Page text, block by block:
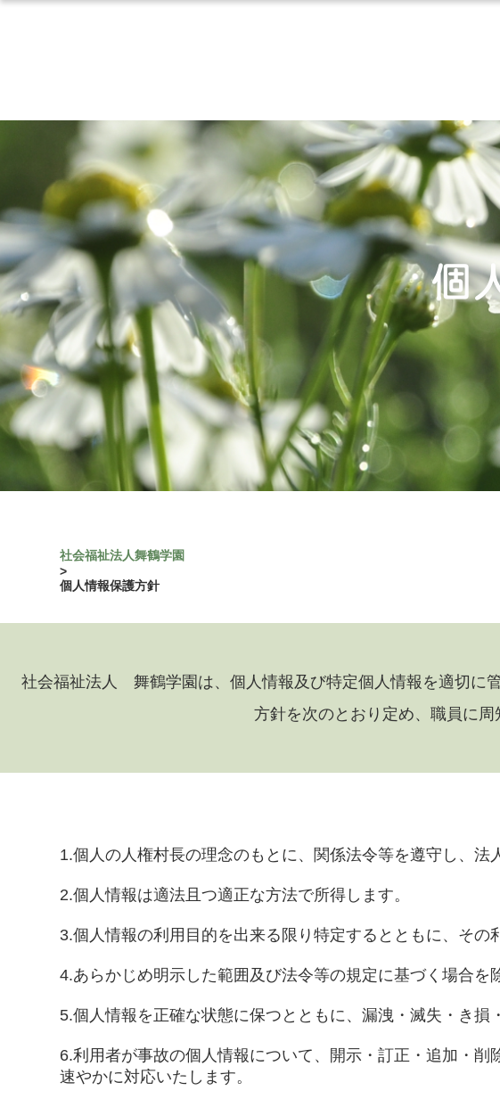
個
社会福祉法人舞鶴学園
>
個人情報保護方針
社会福祉法人 舞鶴学園は、個人情報及び特定個人情報を適切に
方針を次のとおり定め、職員に
1.個人の人権村長の理念のもとに、関係法令等を遵守し、
2.個人情報は適法且つ適正な方法で所得します。
3.個人情報の利用目的を出来る限り特定するとともに、その
4.あらかじめ明示した範囲及び法令等の規定に基づく場合を
5.個人情報を正確な状態に保つとともに、漏洩・滅失・き損
6.利用者が事故の個人情報について、開示・訂正・追加・
速やかに対応いたします。